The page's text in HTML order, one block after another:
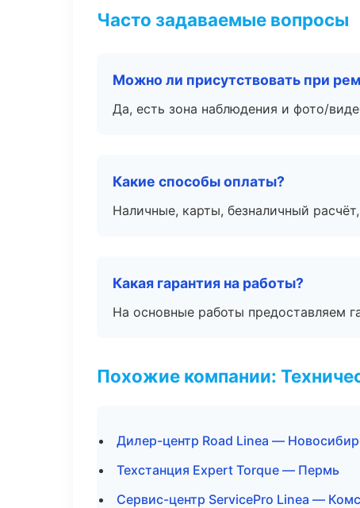
Часто задаваемые вопросы
Можно ли присутствовать при
Да, есть зона наблюдения и фото/
Какие способы оплаты?
Наличные, карты, безналичный
Какая гарантия на работы?
На основные работы предоставляем
Похожие компании:
Дилер-центр Road Linea —
Техстанция Expert Torque — Пермь
Сервис-центр ServicePro Linea —